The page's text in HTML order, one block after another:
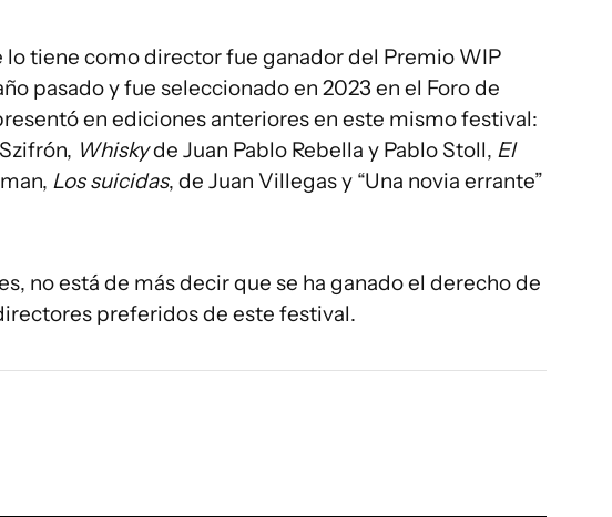
tiene como director fue ganador del Premio WIP
pasado y fue seleccionado en 2023 en el Foro de
en ediciones anteriores en este mismo festival:
Whiskyde Juan Pablo Rebella y Pablo Stoll, El
Los suicidas, de Juan Villegas y “Una novia errante”
no está de más decir que se ha ganado el derecho de
preferidos de este festival.